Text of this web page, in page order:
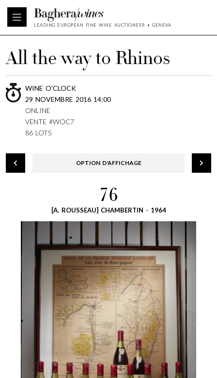
LEADING EUROPEAN FINE WINE AUCTIONEER • GENEVA
All the way to Rhinos
WINE O'CLOCK
29 NOVEMBRE 2016 14:00
ONLINE
VENTE #WOC7
86 LOTS
OPTION D'AFFICHAGE
76
[A. ROUSSEAU] CHAMBERTIN - 1964